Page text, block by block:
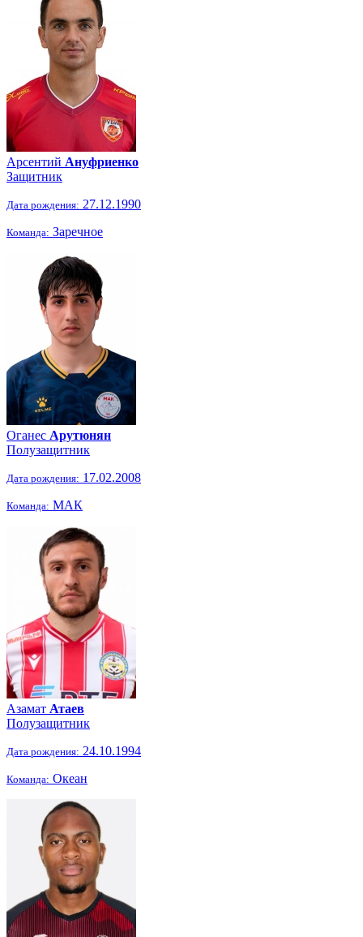
Арсентий Ануфриенко
Защитник
Дата рождения: 27.12.1990
Команда: Заречное
Оганес Арутюнян
Полузащитник
Дата рождения: 17.02.2008
Команда: МАК
Азамат Атаев
Полузащитник
Дата рождения: 24.10.1994
Команда: Океан